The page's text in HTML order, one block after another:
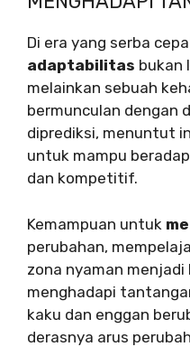
Di era yang serba
adaptabilitas bukan
melainkan sebuah
bermunculan dengan
diprediksi, menuntut
untuk mampu
dan kompetitif.
Kemampuan untuk
perubahan,
zona nyaman
menghadapi
kaku dan enggan
derasnya arus